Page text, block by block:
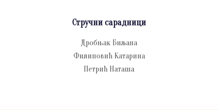
Стручни сарадници
Дробњак Биљана
Филиповић Катарина
Петрић Наташа